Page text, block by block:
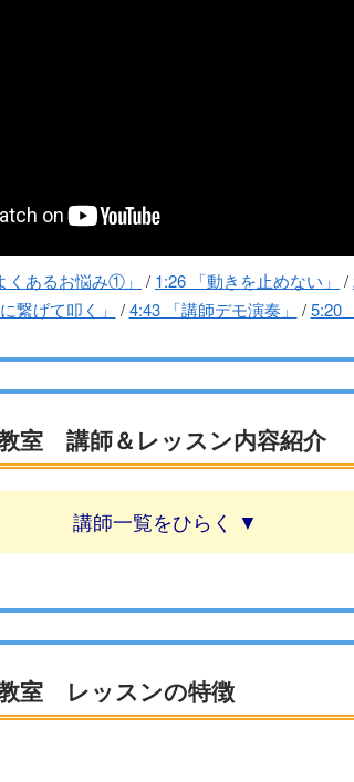
くあるお悩み①」 / 1:26 「動きを止めない」 /
繋げて叩く」 /4:43 「講師デモ演奏」 /5:20
室 講師＆レッスン内容紹介
講師一覧
室 レッスンの特徴